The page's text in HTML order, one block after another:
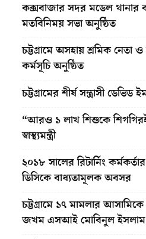
কক্সবাজার সদর মডেল থানার
মতবিনিময় সভা অনুষ্ঠিত
চট্টগ্রামে অসহায় শ্রমিক নেতা
কর্মসূচি অনুষ্ঠিত
চট্টগ্রামের শীর্ষ সন্ত্রাসী
“আরও ১ লাখ শিশুকে শিগগিরই
স্বাস্থ্যমন্ত্রী
২০১৮ সালের রিটার্নিং
ডিসিকে বাধ্যতামূলক অবসর
চট্টগ্রামে ১৭ মামলার
জখম এসআই মোবিনুল ইসলাম